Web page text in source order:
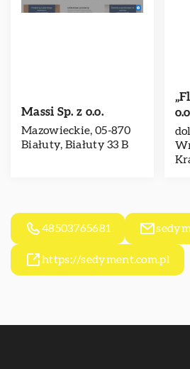
Massi Sp. z o.o.
Mazowieckie, 05-870
Białuty, Białuty 33 B
48503765681
https://sedyment.com.pl